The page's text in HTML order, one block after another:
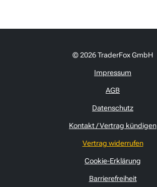
© 2026 TraderFox GmbH
Impressum
AGB
Datenschutz
Kontakt / Vertrag kündigen
Vertrag widerrufen
Cookie-Erklärung
Barrierefreiheit